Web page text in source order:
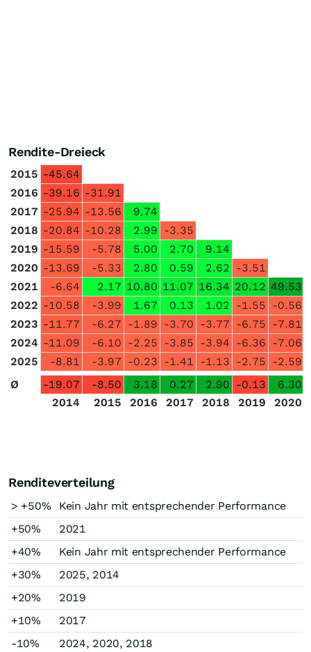
Rendite-Dreieck
2015 -45.64
2016 -39.16 -31.91
2017 -25.94 -13.56
9.74
2018 -20.84 -10.28 2.99 -3.35
2019 -15.59 -5.78 5.00 2.70
9.14
2020 -13.69 -5.33 2.80 0.59 2.62 -3.51
2021
-6.64 2.17 10.80 11.07 16.34 20.12 49.53
2022 -10.58 -3.99 1.67 0.13 1.02 -1.55 -0.56
2023 -11.77 -6.27 -1.89 -3.70 -3.77 -6.75 -7.81
2024 -11.09 -6.10 -2.25 -3.85 -3.94 -6.36 -7.06
2025
-8.81 -3.97 -0.23 -1.41 -1.13 -2.75 -2.59
Ø
-19.07 -8.50 3.18 0.27 2.90 -0.13 6.30
2014
2015 2016 2017 2018 2019 2020
Renditeverteilung
> +50%
Kein Jahr mit entsprechender Performance
+50%
2021
+40%
Kein Jahr mit entsprechender Performance
+30%
2025, 2014
+20%
2019
+10%
2017
-10%
2024, 2020, 2018